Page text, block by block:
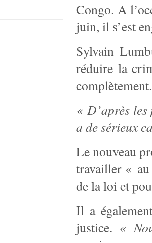
Congo. A
juin, il s’est
Sylvain
réduire la
complètement.
« D’après
a de sérieux
Le nouveau
travailler «
de la loi et
Il a
justice. «